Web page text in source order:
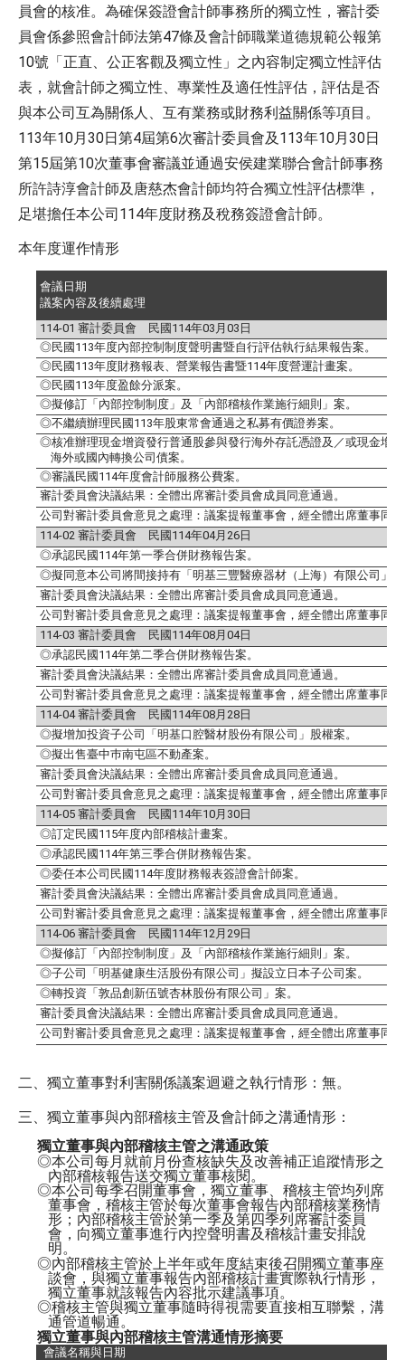
員會的核准。為確保簽證會計師事務所的獨立性，審計委
員會係參照會計師法第47條及會計師職業道德規範公報第
10號「正直、公正客觀及獨立性」之內容制定獨立性評估
表，就會計師之獨立性、專業性及適任性評估，評估是否
與本公司互為關係人、互有業務或財務利益關係等項目。
113年10月 30日第4屆第6次審計委員會及 113年10月 30日
第15屆第10次董事會審議並通過安侯建業聯合會計師事務
所許詩淳會計師及唐慈杰會計師均符合獨立性評估標準，
足堪擔任本公司 114年度財務及稅務簽證會計師。
本年度運作情形
會議日期
議案內容及後續處理
114-01審計委員會 民國 114年03 月03 日
◎民國 113年度內部控制制度聲明書暨自行評估執行結果報告案。
◎民國 113年度財務報表、營業報告書暨114年度營運計畫案。
◎民國 113年度盈餘分派案。
◎擬修訂「內部控制制度」及「內部稽核作業施行細則」案。
◎不繼續辦理民國 113年股東常會通過之私募有價證券案。
◎核准辦理現金增資發行普通股參與發行海外存託憑證及／或現金增
海外或國內轉換公司債案。
◎審議民國 114年度會計師服務公費案。
審計委員會決議結果：全體出席審計委員會成員同意通過。
公司對審計委員會意見之處理：議案提報董事會，經全體出席董事同
114-02審計委員會 民國 114年04月26 日
◎承認民國 114年第一季合併財務報告案。
◎擬同意本公司將間接持有「明基三豐醫療器材（上海）有限公司」
審計委員會決議結果：全體出席審計委員會成員同意通過。
公司對審計委員會意見之處理：議案提報董事會，經全體出席董事同
114-03審計委員會 民國 114年08月04日
◎承認民國 114年第二季合併財務報告案。
審計委員會決議結果：全體出席審計委員會成員同意通過。
公司對審計委員會意見之處理：議案提報董事會，經全體出席董事同
114-04審計委員會 民國 114年08月28 日
◎擬增加投資子公司「明基口腔醫材股份有限公司」股權案。
◎擬出售臺中巿南屯區不動產案。
審計委員會決議結果：全體出席審計委員會成員同意通過。
公司對審計委員會意見之處理：議案提報董事會，經全體出席董事同
114-05審計委員會 民國 114年10月 30 日
◎訂定民國 115年度內部稽核計畫案。
◎承認民國 114年第三季合併財務報告案。
◎委任本公司民國 114年度財務報表簽證會計師案。
審計委員會決議結果：全體出席審計委員會成員同意通過。
公司對審計委員會意見之處理：議案提報董事會，經全體出席董事同
114-06審計委員會 民國 114年12月29 日
◎擬修訂「內部控制制度」及「內部稽核作業施行細則」案。
◎子公司「明基健康生活股份有限公司」擬設立日本子公司案。
◎轉投資「敦品創新伍號杏林股份有限公司」案。
審計委員會決議結果：全體出席審計委員會成員同意通過。
公司對審計委員會意見之處理：議案提報董事會，經全體出席董事同
二、獨立董事對利害關係議案迴避之執行情形：無。
三、獨立董事與內部稽核主管及會計師之溝通情形：
獨立董事與內部稽核主管之溝通政策
◎本公司每月就前月份查核缺失及改善補正追蹤情形之
內部稽核報告送交獨立董事核閱。
◎本公司每季召開董事會，獨立董事、稽核主管均列席
董事會，稽核主管於每次董事會報告內部稽核業務情
形；內部稽核主管於第一季及第四季列席審計委員
會，向獨立董事進行內控聲明書及稽核計畫安排說
明。
◎內部稽核主管於上半年或年度結束後召開獨立董事座
談會，與獨立董事報告內部稽核計畫實際執行情形，
獨立董事就該報告內容批示建議事項。
◎稽核主管與獨立董事隨時得視需要直接相互聯繫，溝
通管道暢通。
獨立董事與內部稽核主管溝通情形摘要
會議名稱與日期